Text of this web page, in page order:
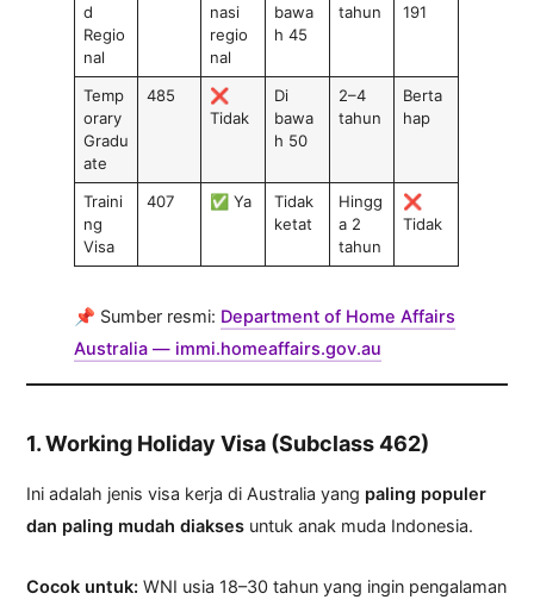
d
Regio
nal
nasi
regio
nal
bawa
h 45
tahun
191
Temp
orary
Gradu
ate
485
❌
Tidak
Di
bawa
h 50
2–4
tahun
Berta
hap
Traini
ng
Visa
407 ✅ Ya
Tidak
ketat
Hingg
a 2
tahun
❌
Tidak
📌 Sumber resmi: Department of Home Affairs
Australia — immi.homeaffairs.gov.au
1. Working Holiday Visa (Subclass 462)
Ini adalah jenis visa kerja di Australia yang paling populer
dan paling mudah diakses untuk anak muda Indonesia.
Cocok untuk: WNI usia 18–30 tahun yang ingin pengalaman